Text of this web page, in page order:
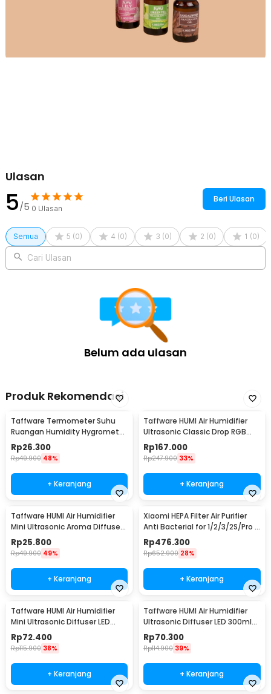
Lily: Dominasi floral dengan aksen green dan spicy yang segar.
Memberikan kesan elegan dan menyegarkan pada ruangan.
Cherry Blossom: Wewangian bunga sakura yang manis, feminin,
dan menyegarkan. Ideal untuk digunakan di ruang tamu atau
Green Tea: Aroma ringan dan herbal dengan nuansa fresh dan
malam hari.
Kelengkapan Produk
1 x Taffware HUMI Pure Essential Oils Minyak Aromatherapy
Diffusers 10ml - RH-15
Ulasan
5/5 0 Ulasan
Beri Ulasan
Semua 5 (0) 4 (0) 3 (0) 2 (0) 1 (0)
Cari Ulasan
Belum ada ulasan
Produk Rekomendasi
Taffware Termometer Suhu
Ruangan Humidity Hygrometer
Clock Calendar - HTC-1
Rp26.300
Rp49.900 48%
+ Keranjang
Taffware HUMI Air Humidifier
Ultrasonic Classic Drop RGB
Adjustable 3L - H98
Rp167.000
Rp247.900 33%
+ Keranjang
Taffware HUMI Air Humidifier
Mini Ultrasonic Aroma Diffuser
130ml - H41
Rp25.800
Rp49.900 49%
+ Keranjang
Xiaomi HEPA Filter Air Purifier
Anti Bacterial for 1/2/3/2S/Pro -
MCR-FLA
Rp476.300
Rp652.900 28%
+ Keranjang
Taffware HUMI Air Humidifier
Mini Ultrasonic Diffuser LED
300ml Remote - H24
Rp72.400
Rp115.900 38%
+ Keranjang
Taffware HUMI Air Humidifier
Ultrasonic Diffuser LED 300ml
with Remote - A770
Rp70.300
Rp114.900 39%
+ Keranjang